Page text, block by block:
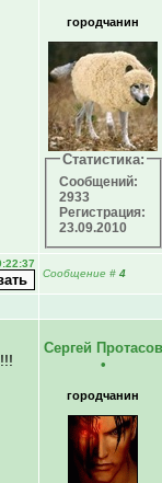
городчанин
Статистика:
Сообщений:
2933
Регистрация:
23.09.2010
Сообщение # 4
Сергей Протасов
•
городчанин